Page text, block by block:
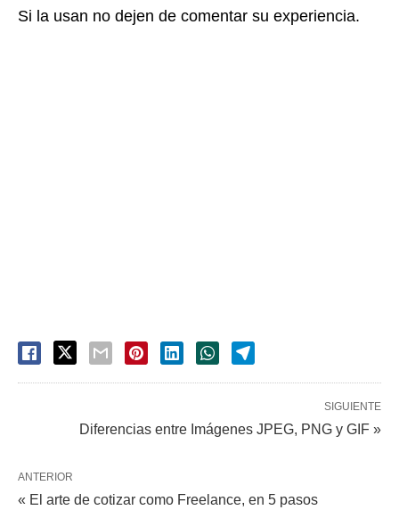
Si la usan no dejen de comentar su experiencia.
SIGUIENTE
Diferencias entre Imágenes JPEG, PNG y GIF »
ANTERIOR
« El arte de cotizar como Freelance, en 5 pasos